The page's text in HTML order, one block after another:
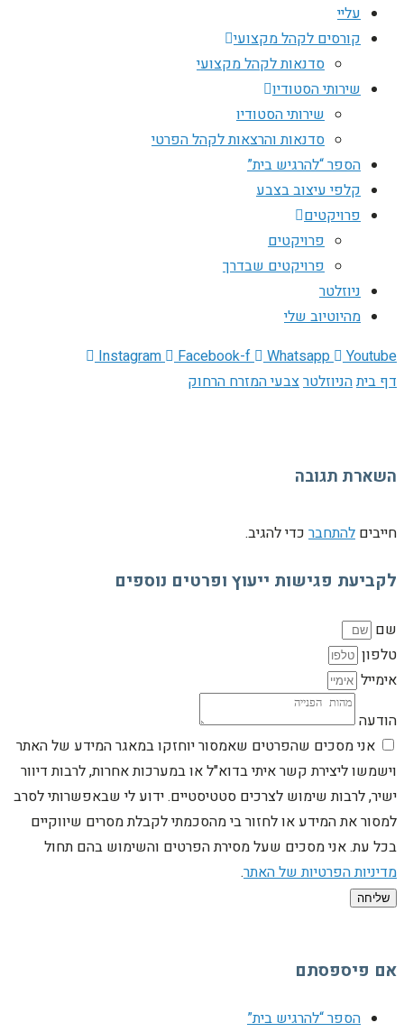
עליי
קורסים לקהל מקצועי
סדנאות לקהל מקצועי
שירותי הסטודיו
שירותי הסטודיו
סדנאות והרצאות לקהל הפרטי
הספר “להרגיש בית”
קלפי עיצוב בצבע
פרויקטים
פרויקטים
פרויקטים שבדרך
ניוזלטר
מהיוטיוב שלי
Instagram
Facebook-f Whatsapp
Youtube
דף ביתהניוזלטרצבעי המזרח הרחוק
השארת תגובה
חייבים להתחבר כדי להגיב.
לקביעת פגישות ייעוץ ופרטים נוספים
שם
טלפון
אימייל
הודעה
אני מסכים שהפרטים שאמסור יוחזקו במאגר המידע של האתר
וישמשו ליצירת קשר איתי בדוא"ל או במערכות אחרות, לרבות דיוור
ישיר, לרבות שימוש לצרכים סטטיסטיים. ידוע לי שבאפשרותי לסרב
למסור את המידע או לחזור בי מהסכמתי לקבלת מסרים שיווקיים
בכל עת. אני מסכים שעל מסירת הפרטים והשימוש בהם תחול
מדיניות הפרטיות של האתר.
שליחה
אם פיספסתם
הספר “להרגיש בית”